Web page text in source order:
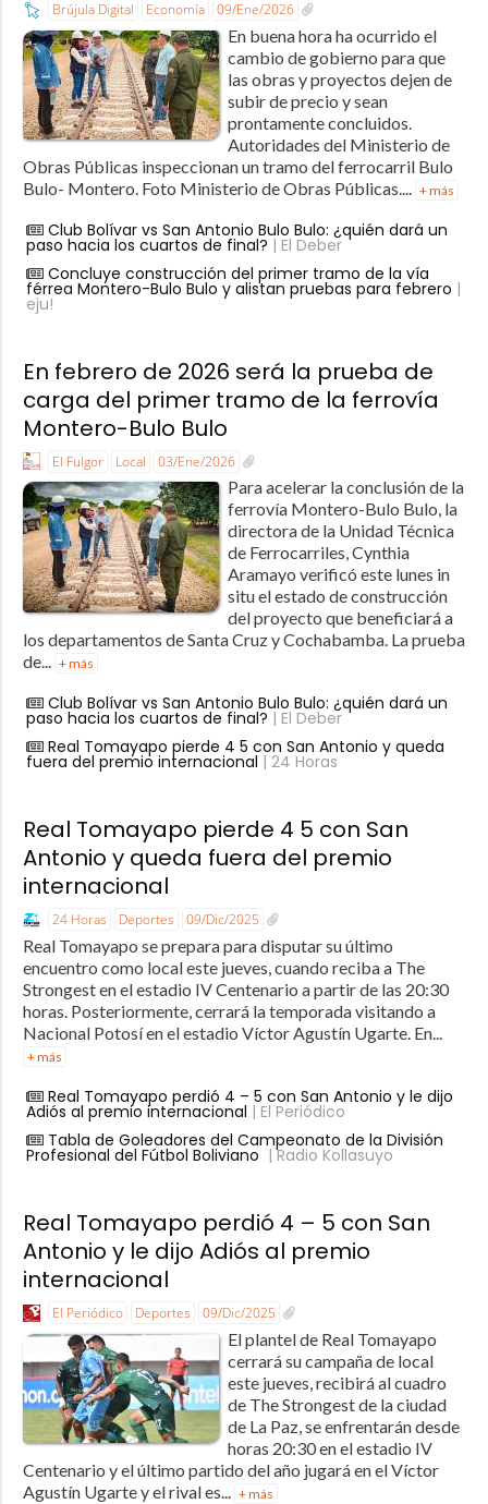
Brújula Digital Economía 09/Ene/2026
En buena hora ha ocurrido el
cambio de gobierno para que
las obras y proyectos dejen de
subir de precio y sean
prontamente concluidos.
Autoridades del Ministerio de
Obras Públicas inspeccionan un tramo del ferrocarril Bulo
Bulo- Montero. Foto Ministerio de Obras Públicas....
+ más
Club Bolívar vs San Antonio Bulo Bulo: ¿quién dará un
paso hacia los cuartos de final? | El Deber
Concluye construcción del primer tramo de la vía
férrea Montero-Bulo Bulo y alistan pruebas para febrero |
eju!
En febrero de 2026 será la prueba de
carga del primer tramo de la ferrovía
Montero-Bulo Bulo
El Fulgor Local 03/Ene/2026
Para acelerar la conclusión de la
ferrovía Montero-Bulo Bulo, la
directora de la Unidad Técnica
de Ferrocarriles, Cynthia
Aramayo verificó este lunes in
situ el estado de construcción
del proyecto que beneficiará a
los departamentos de Santa Cruz y Cochabamba. La prueba
de... + más
Club Bolívar vs San Antonio Bulo Bulo: ¿quién dará un
paso hacia los cuartos de final? | El Deber
Real Tomayapo pierde 4 5 con San Antonio y queda
fuera del premio internacional | 24 Horas
Real Tomayapo pierde 4 5 con San
Antonio y queda fuera del premio
internacional
24 Horas Deportes 09/Dic/2025
Real Tomayapo se prepara para disputar su último
encuentro como local este jueves, cuando reciba a The
Strongest en el estadio IV Centenario a partir de las 20:30
horas. Posteriormente, cerrará la temporada visitando a
Nacional Potosí en el estadio Víctor Agustín Ugarte. En...
+ más
Real Tomayapo perdió 4 – 5 con San Antonio y le dijo
Adiós al premio internacional | El Periódico
Tabla de Goleadores del Campeonato de la División
Profesional del Fútbol Boliviano | Radio Kollasuyo
Real Tomayapo perdió 4 – 5 con San
Antonio y le dijo Adiós al premio
internacional
El Periódico Deportes 09/Dic/2025
El plantel de Real Tomayapo
cerrará su campaña de local
este jueves, recibirá al cuadro
de The Strongest de la ciudad
de La Paz, se enfrentarán desde
horas 20:30 en el estadio IV
Centenario y el último partido del año jugará en el Víctor
Agustín Ugarte y el rival es... + más